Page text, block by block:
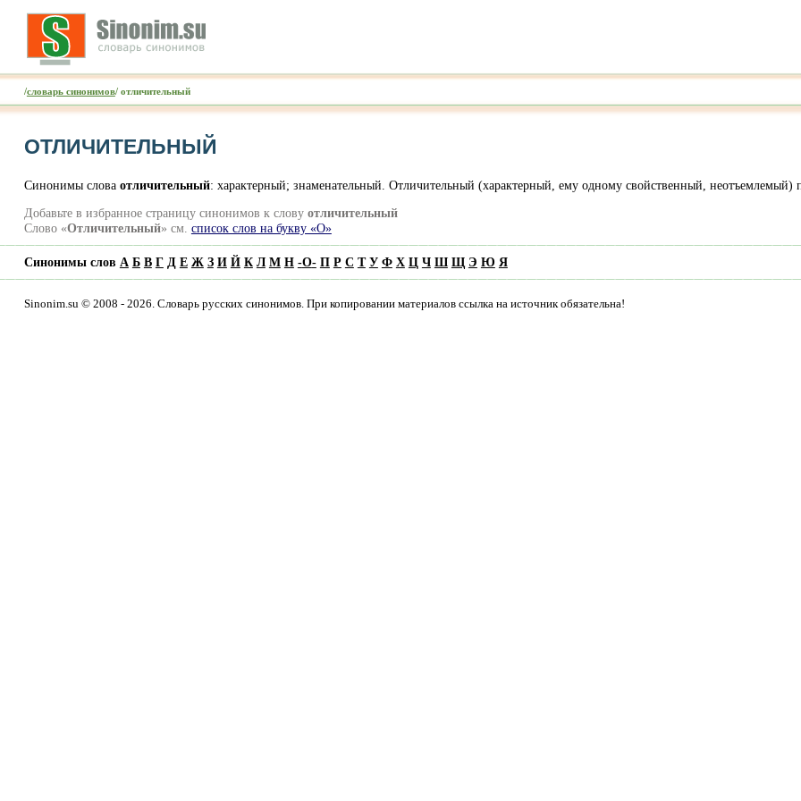
/словарь синонимов/ отличительный
ОТЛИЧИТЕЛЬНЫЙ
Синонимы слова отличительный: характерный; знаменательный. Отличительный (характерный, ему одному свойственный, неотъемлемый)
Добавьте в избранное страницу синонимов к слову отличительный
Слово «Отличительный» см. список слов на букву «О»
Синонимы слов А Б В Г Д Е Ж З И Й К Л М Н -О- П Р С Т У Ф Х Ц Ч Ш Щ Э Ю Я
Sinonim.su © 2008 - 2026. Словарь русских синонимов. При копировании материалов ссылка на источник обязательна!